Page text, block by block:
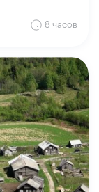
8 часов